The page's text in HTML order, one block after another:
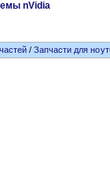
nVidia
/Запчасти для